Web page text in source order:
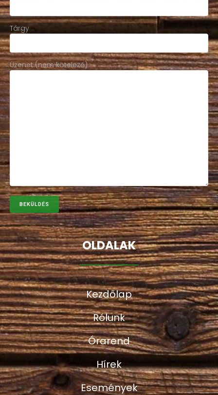
Tárgy
Üzenet (nem kötelező)
OLDALAK
Kezdőlap
Rólunk
Órarend
Hírek
Események